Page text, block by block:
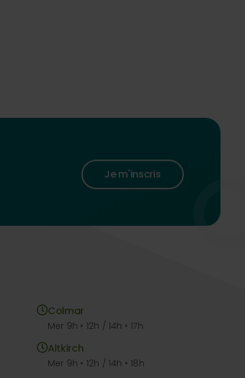
Je m'inscris
Colmar
Mer 9h ‣ 12h / 14h ‣ 17h
Altkirch
Mer 9h ‣ 12h / 14h ‣ 18h